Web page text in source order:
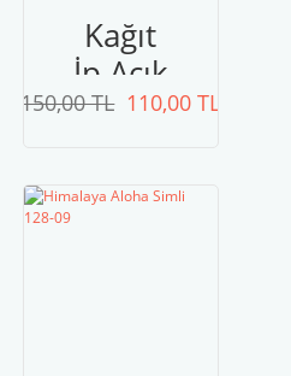
Kağıt
İp Açık
Mavi110,00 TL
150,00 TL